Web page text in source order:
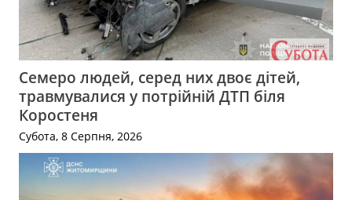
Семеро людей, серед них двоє дітей,
травмувалися у потрійній ДТП біля
Коростеня
Субота, 8 Серпня, 2026